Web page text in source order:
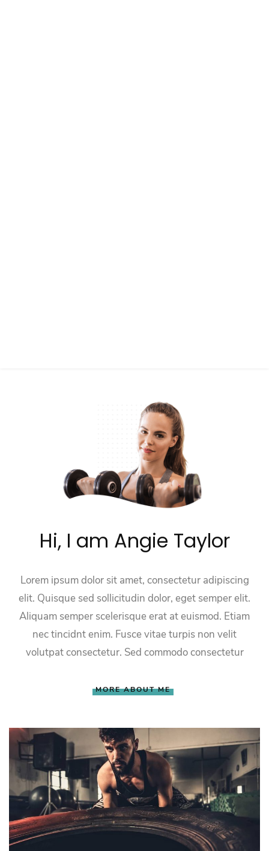
Hi, I am Angie Taylor
Lorem ipsum dolor sit amet, consectetur adipiscing
elit. Quisque sed sollicitudin dolor, eget semper elit.
Aliquam semper scelerisque erat at euismod. Etiam
nec tincidnt enim. Fusce vitae turpis non velit
volutpat consectetur. Sed commodo consectetur
MORE ABOUT ME